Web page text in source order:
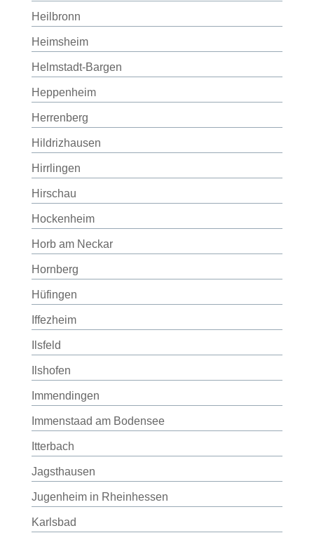
Heilbronn
Heimsheim
Helmstadt-Bargen
Heppenheim
Herrenberg
Hildrizhausen
Hirrlingen
Hirschau
Hockenheim
Horb am Neckar
Hornberg
Hüfingen
Iffezheim
Ilsfeld
Ilshofen
Immendingen
Immenstaad am Bodensee
Itterbach
Jagsthausen
Jugenheim in Rheinhessen
Karlsbad